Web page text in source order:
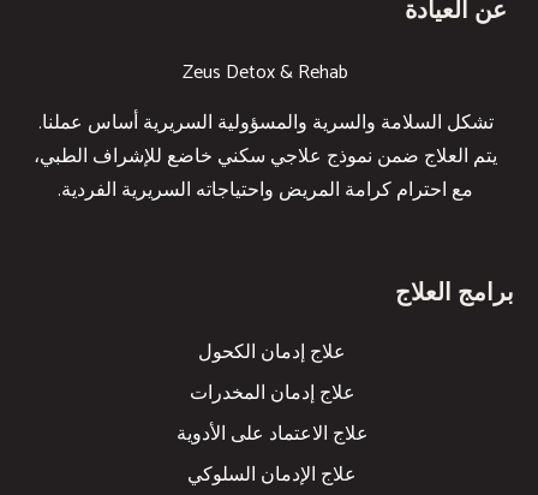
عن العيادة
Zeus Detox & Rehab
تشكل السلامة والسرية والمسؤولية السريرية أساس عملنا.
يتم العلاج ضمن نموذج علاجي سكني خاضع للإشراف الطبي،
مع احترام كرامة المريض واحتياجاته السريرية الفردية.
برامج العلاج
علاج إدمان الكحول
علاج إدمان المخدرات
علاج الاعتماد على الأدوية
علاج الإدمان السلوكي